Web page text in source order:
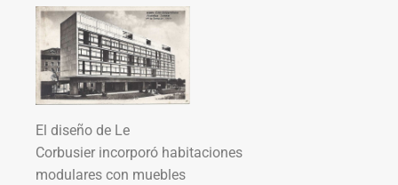
El diseño de Le
Corbusier incorporó habitaciones
modulares con muebles